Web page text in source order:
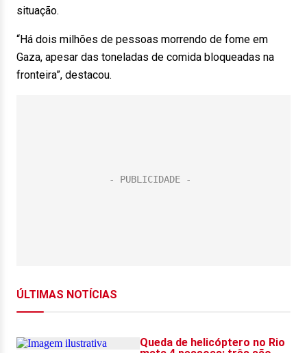
situação.
“Há dois milhões de pessoas morrendo de fome em
Gaza, apesar das toneladas de comida bloqueadas na
fronteira”, destacou.